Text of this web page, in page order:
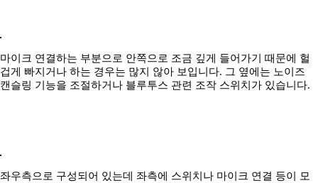
마이크 연결하는 부분으로 안쪽으로 조금 깊게 들어가기 때문에 헐
겁게 빠지거나 하는 경우는 많지 않아 보입니다. 그 옆에는 노이즈
캔슬링 기능을 조절하거나 블루투스 관련 조작 스위치가 있습니다.
좌우측으로 구성되어 있는데 좌측에 스위치나 마이크 연결 등이 모